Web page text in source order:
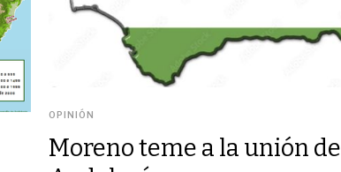
OPINIÓN
Moreno teme a la unión de